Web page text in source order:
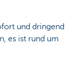
und dringend
es ist rund um